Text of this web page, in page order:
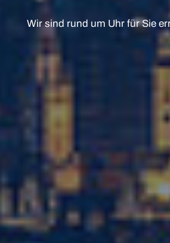
Wir sind rund um Uhr für Sie